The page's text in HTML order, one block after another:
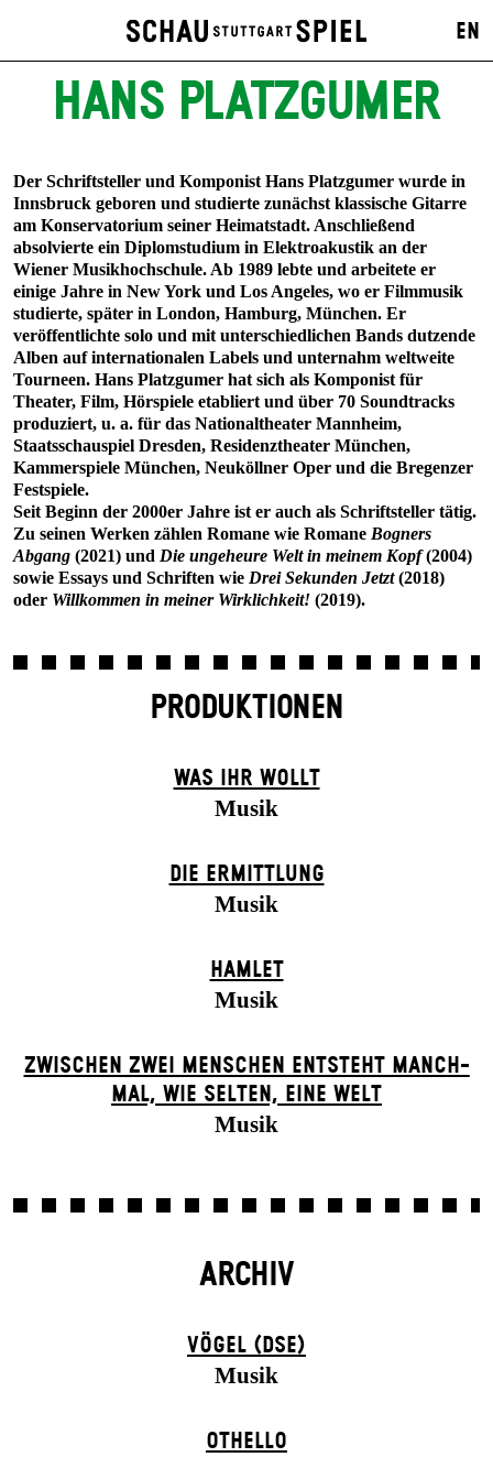
EN
HANS PLATZGUMER
Der Schriftsteller und Komponist Hans Platzgumer wurde in
Innsbruck geboren und studierte zunächst klassische Gitarre
am Konservatorium seiner Heimatstadt. Anschließend
absolvierte ein Diplomstudium in Elektroakustik an der
Wiener Musikhochschule. Ab 1989 lebte und arbeitete er
einige Jahre in New York und Los Angeles, wo er Filmmusik
studierte, später in London, Hamburg, München. Er
veröffentlichte solo und mit unterschiedlichen Bands dutzende
Alben auf internationalen Labels und unternahm weltweite
Tourneen. Hans Platzgumer hat sich als Komponist für
Theater, Film, Hörspiele etabliert und über 70 Soundtracks
produziert, u. a. für das Nationaltheater Mannheim,
Staatsschauspiel Dresden, Residenztheater München,
Kammerspiele München, Neuköllner Oper und die Bregenzer
Festspiele.
Seit Beginn der 2000er Jahre ist er auch als Schriftsteller tätig.
Zu seinen Werken zählen Romane wie Romane Bogners
Abgang (2021) und Die ungeheure Welt in meinem Kopf(2004)
sowie Essays und Schriften wie Drei Sekunden Jetzt(2018)
oder Willkommen in meiner Wirklichkeit! (2019).
PRODUKTIONEN
WAS IHR WOLLT
Musik
DIE ERMITTLUNG
Musik
HAMLET
Musik
ZWISCHEN ZWEI MENSCHEN ENT­STEHT MANCH­
MAL, WIE SELTEN, EINE WELT
Musik
ARCHIV
VÖGEL (DSE)
Musik
OTHELLO